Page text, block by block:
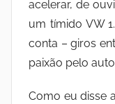
acelerar, de
um tímido VW
conta – giros
paixão pelo
Como eu disse